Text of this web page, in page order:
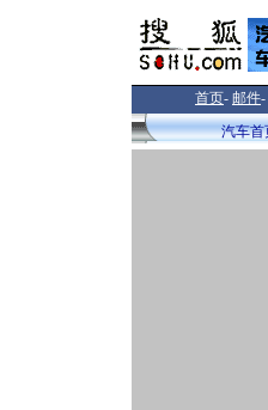
首页- 邮件-
汽车首